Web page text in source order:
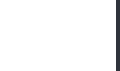
d’Etat
sur l’ouvreur et le